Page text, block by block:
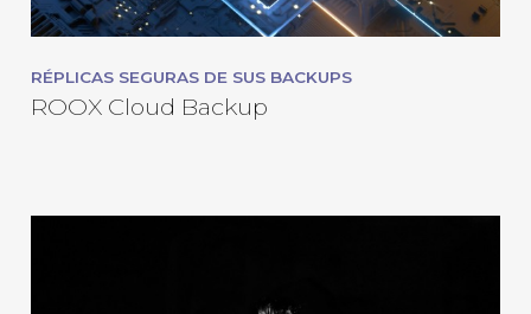
RÉPLICAS SEGURAS DE SUS BACKUPS
ROOX Cloud Backup